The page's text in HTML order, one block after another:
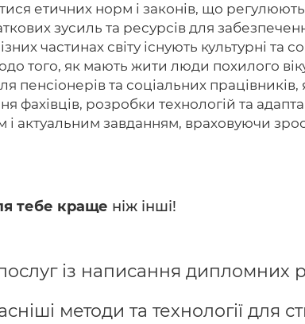
етичних норм і законів, що регулюють
зусиль та ресурсів для
частинах світу існують культурні та
того, як мають жити люди похилого
пенсіонерів та соціальних
фахівців, розробки технологій та
актуальним завданням, враховуючи
тебе краще ніж інші!
із написання дипломних
методи та технології для